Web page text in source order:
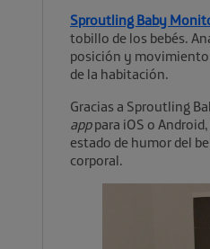
Sproutling Baby
tobillo de los bebés.
posición y movimiento
de la habitación.
Gracias a Sproutling
apppara iOS o
estado de humor del
corporal.